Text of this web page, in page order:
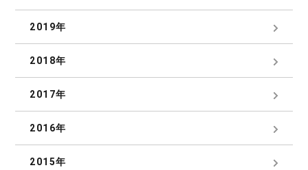
2019年
2018年
2017年
2016年
2015年